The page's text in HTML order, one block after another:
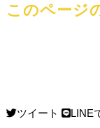
このページ
ツイート LINE